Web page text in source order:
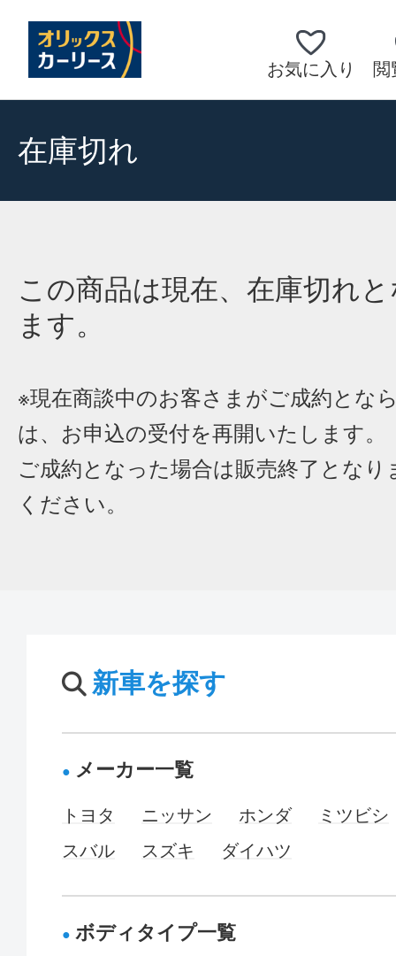
お気に入り 閲
在庫切れ
この商品は現在、在庫切れ
ます。
※現在商談中のお客さまがご成約とな
は、お申込の受付を再開いたします。
ご成約となった場合は販売終了となり
ください。
新車を探す
メーカー一覧
トヨタ ニッサン ホンダ
ミツビシ
スバル
スズキ ダイハツ
ボディタイプ一覧